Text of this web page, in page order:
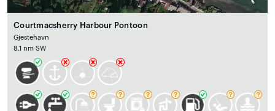
Courtmacsherry Harbour Pontoon
Gjestehavn
8.1 nm SW